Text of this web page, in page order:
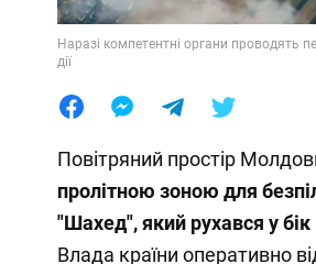
Наразі компетентні органи проводять
дії
Повітряний простір
пролітною зоною для
"Шахед", який рухався у бік
Влада країни оперативно